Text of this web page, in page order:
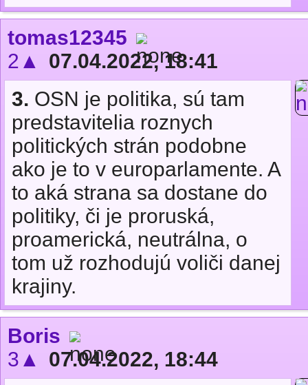
tomas12345
2▲
07.04.2022, 18:41
3. OSN je politika, sú tam
predstavitelia roznych
politických strán podobne
ako je to v europarlamente. A
to aká strana sa dostane do
politiky, či je proruská,
proamerická, neutrálna, o
tom už rozhodujú voliči danej
krajiny.
Boris
3▲
07.04.2022, 18:44